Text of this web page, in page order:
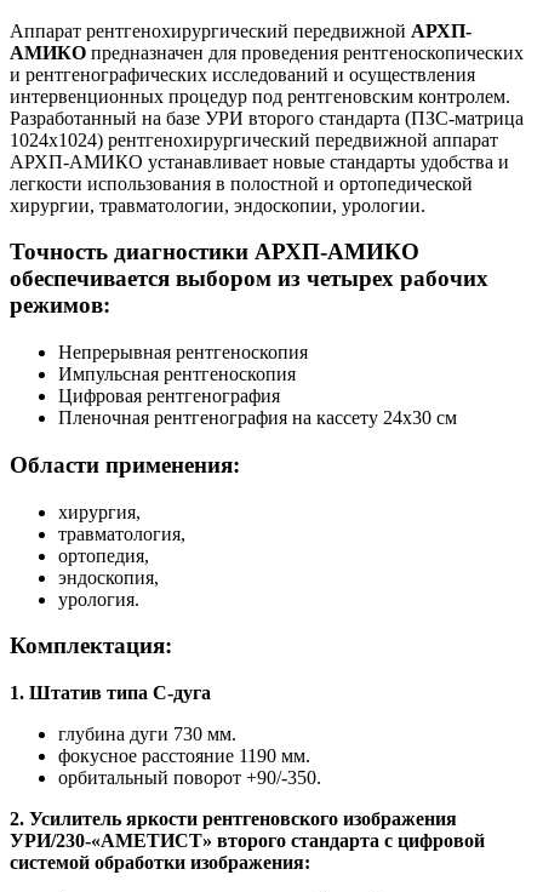
Аппарат рентгенохирургический передвижной АРХП-
АМИКО предназначен для проведения рентгеноскопических
и рентгенографических исследований и осуществления
интервенционных процедур под рентгеновским контролем.
Разработанный на базе УРИ второго стандарта (ПЗС-матрица
1024х1024) рентгенохирургический передвижной аппарат
АРХП-АМИКО устанавливает новые стандарты удобства и
легкости использования в полостной и ортопедической
хирургии, травматологии, эндоскопии, урологии.
Точность диагностики АРХП-АМИКО
обеспечивается выбором из четырех рабочих
режимов:
Непрерывная рентгеноскопия
Импульсная рентгеноскопия
Цифровая рентгенография
Пленочная рентгенография на кассету 24х30 см
Области применения:
хирургия,
травматология,
ортопедия,
эндоскопия,
урология.
Комплектация:
1. Штатив типа С-дуга
глубина дуги 730 мм.
фокусное расстояние 1190 мм.
орбитальный поворот +90/-350.
2. Усилитель яркости рентгеновского изображения
УРИ/230-«АМЕТИСТ» второго стандарта с цифровой
системой обработки изображения: